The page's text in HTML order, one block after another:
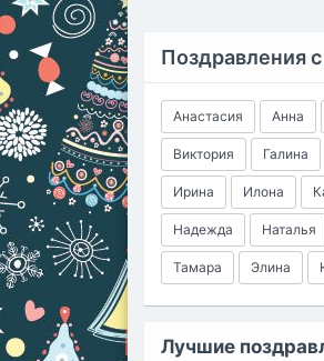
Поздравления
Анастасия Анна
Виктория Галина
Ирина Илона
Надежда Наталья
Тамара Элина
Лучшие